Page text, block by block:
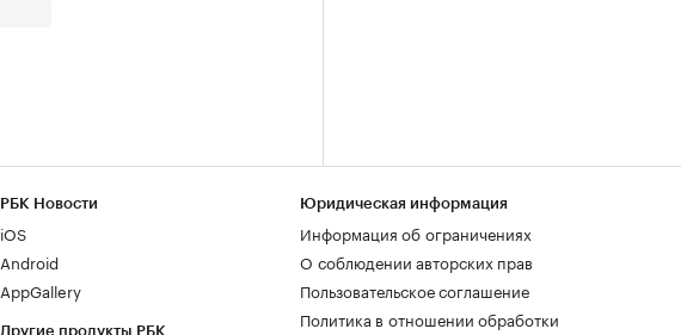
РБК Новости
iOS
Android
AppGallery
Другие продукты РБК
Юридическая информация
Информация об ограничениях
О соблюдении авторских прав
Пользовательское соглашение
Политика в отношении обработки